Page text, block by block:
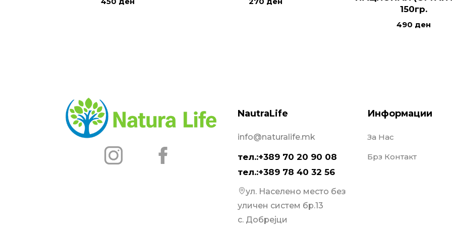
150гр.
490 ден
NautraLife
info@naturalife.mk
тел.:+389 70 20 90 08
тел.:+389 78 40 32 56
ул. Населено место без
уличен систем бр.13
с. Добрејци
Информации
За Нас
Брз Контакт